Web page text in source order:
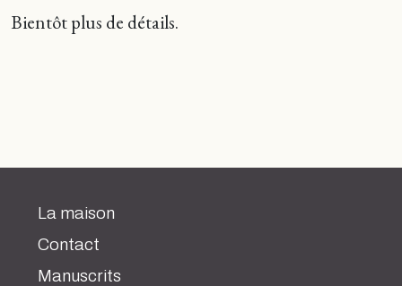
Bientôt plus de détails.
La maison
Contact
Manuscrits